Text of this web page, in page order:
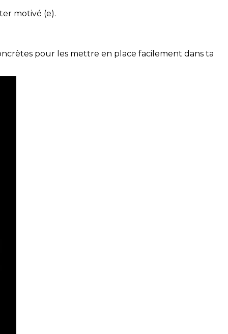
motivé (e).
pour les mettre en place facilement dans ta